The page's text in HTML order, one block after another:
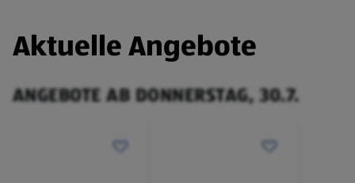
Aktuelle Angebote
ANGEBOTE AB DONNERSTAG, 30.7.